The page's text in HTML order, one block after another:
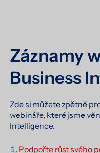
Záznamy
Business
Zde si můžete zpětně
webináře, které jsme
Intelligence.
Podpořte růst svého